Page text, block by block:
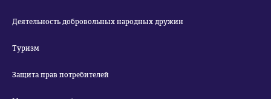
Деятельность добровольных народных дружин
Туризм
Защита прав потребителей